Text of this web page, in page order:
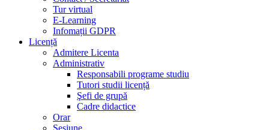
Tur virtual
E-Learning
Infomații GDPR
Licență
Admitere Licenta
Administrativ
Responsabili programe studiu
Tutori studii licență
Şefi de grupă
Cadre didactice
Orar
Sesiune